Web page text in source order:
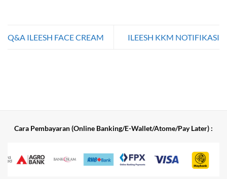
Q&A ILEESH FACE CREAM ILEESH KKM NOTIFIKASI
Cara Pembayaran (Online Banking/E-Wallet/Atome/Pay Later) :